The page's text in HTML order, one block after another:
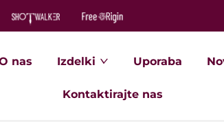
nas Izdelki Uporaba
Kontaktirajte nas